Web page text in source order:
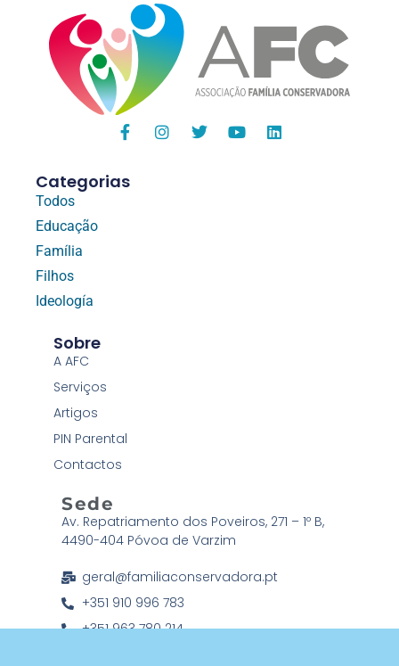
Categorias
Todos
Educação
Família
Filhos
Ideología
Sobre
A AFC
Serviços
Artigos
PIN Parental
Contactos
Sede
Av. Repatriamento dos Poveiros, 271 – 1º B,
4490-404 Póvoa de Varzim
geral@familiaconservadora.pt
+351 910 996 783
+351 963 780 214